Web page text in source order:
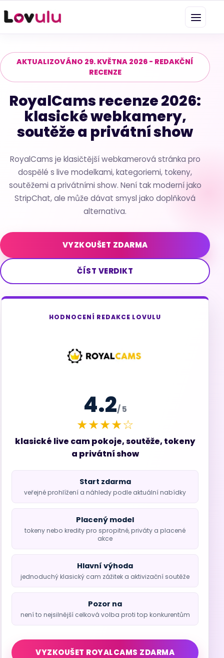
AKTUALIZOVÁNO 29. KVĚTNA 2026 - REDAKČNÍ
RECENZE
RoyalCams recenze 2026:
klasické webkamery,
soutěže a privátní show
RoyalCams je klasičtější webkamerová stránka pro
dospělé s live modelkami, kategoriemi, tokeny,
soutěžemi a privátními show. Není tak moderní jako
StripChat, ale může dávat smysl jako doplňková
alternativa.
VYZKOUŠET ZDARMA
ČÍST VERDIKT
HODNOCENÍ REDAKCE LOVULU
4.2/ 5
★★★★☆
klasické live cam pokoje, soutěže, tokeny
a privátní show
Start zdarma
veřejné prohlížení a náhledy podle aktuální nabídky
Placený model
tokeny nebo kredity pro spropitné, priváty a placené
akce
Hlavní výhoda
jednoduchý klasický cam zážitek a aktivizační soutěže
Pozor na
není to nejsilnější celková volba proti top konkurentům
VYZKOUŠET ROYALCAMS ZDARMA